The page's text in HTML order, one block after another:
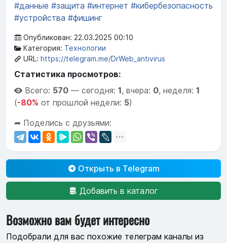
#данные #защита #интернет #кибербезопасность
#устройства #фишинг
Опубликован: 22.03.2025 00:10
Категория: Технологии
URL: https://telegram.me/DrWeb_antivirus
Статистика просмотров:
Всего: 570 — сегодня: 1, вчера: 0, неделя: 1
(-80% от прошлой недели: 5)
➦ Поделись с друзьями:
Открыть в Telegram
Добавить в каталог
Возможно вам будет интересно
Подобрали для вас похожие телеграм каналы из